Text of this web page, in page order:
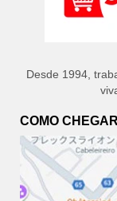
Desde 1994,
COMO